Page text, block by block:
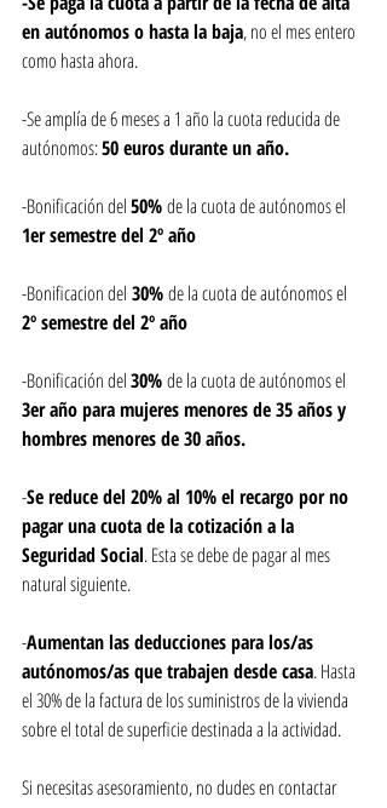
en autónomos o hasta la baja, no el mes entero
como hasta ahora.
-Se amplía de 6 meses a 1 año la cuota reducida de
autónomos: 50 euros durante un año.
-Bonificación del 50% de la cuota de autónomos el
1er semestre del 2º año
-Bonificacion del 30% de la cuota de autónomos el
2º semestre del 2º año
-Bonificación del 30% de la cuota de autónomos el
3er año para mujeres menores de 35 años y
hombres menores de 30 años.
-Se reduce del 20% al 10% el recargo por no
pagar una cuota de la cotización a la
Seguridad Social. Esta se debe de pagar al mes
natural siguiente.
-Aumentan las deducciones para los/as
autónomos/as que trabajen desde casa. Hasta
el 30% de la factura de los suministros de la vivienda
sobre el total de superficie destinada a la actividad.
Si necesitas asesoramiento, no dudes en contactar